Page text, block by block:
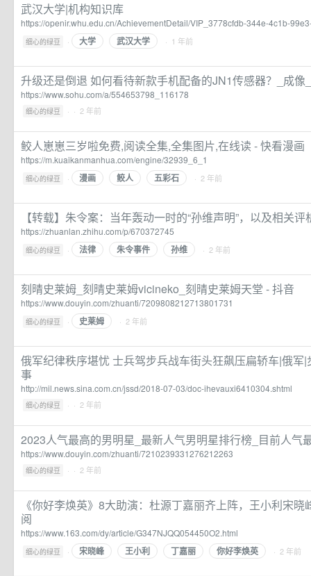
武汉大学|机构知识库
https://openir.whu.edu.cn/AchievementDetail/VIP_3778cfdb-344e-4c1b-
细心的绿豆 · 大学 武汉大学 · 1 年前
升级还是倒退 如何看待新款手机配备的JN1传感器？_成像
https://www.sohu.com/a/554653798_116178
细心的绿豆 · · 2 年前
鲛人崽崽三岁啦免费,阅读全集,全集图片,在线读 - 快看漫画
https://m.kuaikanmanhua.com/engine/32939_6_1
细心的绿豆 · 漫画 鲛人 五彩石 · 2 年前
【转载】朱令案：当年轰动一时的“孙维声明”，以及相关
https://zhuanlan.zhihu.com/p/670372745
细心的绿豆 · 法律 朱令事件 孙维 · 2 年前
刻晴史莱姆_刻晴史莱姆vicineko_刻晴史莱姆天堂 - 抖音
https://www.douyin.com/zhuanti/7209808212713801731
细心的绿豆 · 史莱姆 · 2 年前
俄军纪律秩序堪忧 士兵驾步兵战车街头狂飙压扁轿车|俄军
事
http://mil.news.sina.com.cn/jssd/2018-07-03/doc-ihevauxi6410304.shtml
细心的绿豆 · · 2 年前
2023人气最高的男明星_最新人气男明星排行榜_目前人气
https://www.douyin.com/zhuanti/7210239331276212263
细心的绿豆 · · 2 年前
《你好李焕英》8大助演：杜源丁嘉丽齐上阵，王小利宋
阅
https://www.163.com/dy/article/G347NJQQ054450O2.html
细心的绿豆 · 宋晓峰 王小利 丁嘉丽 你好李焕英 · 2 年前